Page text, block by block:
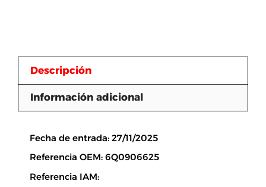
Descripción
Información adicional
Fecha de entrada: 27/11/2025
Referencia OEM: 6Q0906625
Referencia IAM: